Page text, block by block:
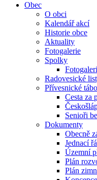
Obec
O obci
Kalendář akcí
Historie obce
Aktuality
Fotogalerie
Spolky
Radovesické
Přívesnické
Cesta za
Senioři
Dokumenty
Obecně
Jednací
Územní
Plán
Plán